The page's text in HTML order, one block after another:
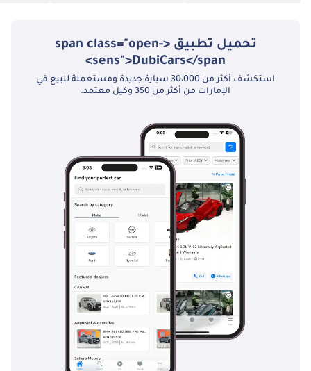
تحميل تطبيق <span class="open-
sens">DubiCars</span>
استكشف أكثر من 30،000 سيارة جديدة ومستعملة للبيع في
الإمارات من أكثر من 350 وكيل معتمد.